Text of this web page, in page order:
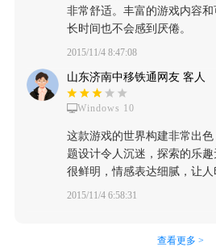
非常舒适。丰富的游戏内容
长时间也不会感到厌倦。
2015/11/4 8:47:08
山东济南中移铁通网友 客人
Windows 10
这款游戏的世界构建非常出
题设计令人沉迷，探索的乐
很鲜明，情感表达细腻，让人
2015/11/4 6:58:31
查看更多 >